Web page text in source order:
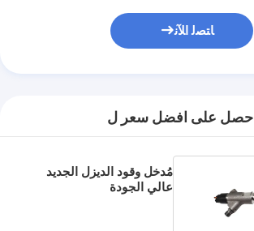
ﺎﺘﺼﻟ ﺍﻶﻧ
احصل على افضل سعر ل
مُدخل وقود الديزل الجديد
عالي الجودة